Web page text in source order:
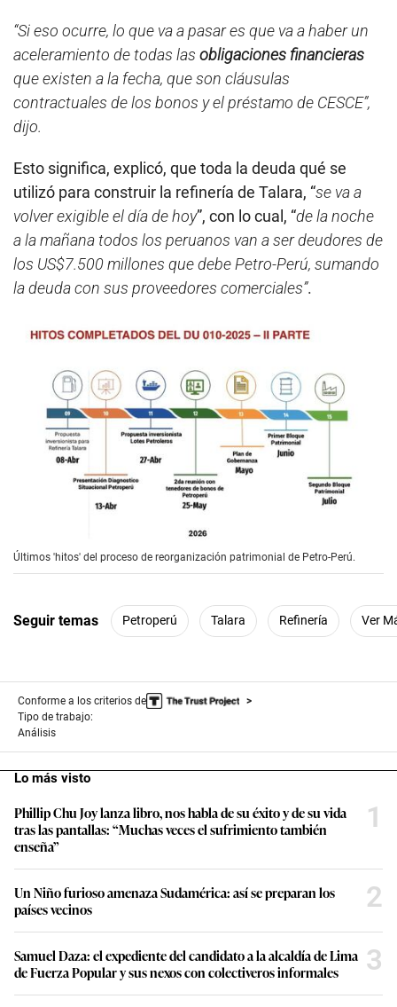
“Si eso ocurre, lo que va a pasar es que va a haber un
aceleramiento de todas las obligaciones financieras
que existen a la fecha, que son cláusulas
contractuales de los bonos y el préstamo de CESCE”,
dijo.
Esto significa, explicó, que toda la deuda qué se
utilizó para construir la refinería de Talara, “se va a
volver exigible el día de hoy”, con lo cual, “de la noche
a la mañana todos los peruanos van a ser deudores de
los US$7.500 millones que debe Petro-Perú, sumando
la deuda con sus proveedores comerciales”.
Últimos 'hitos' del proceso de reorganización patrimonial de Petro-Perú.
Seguir temas Petroperú Talara Refinería Ver
Conforme a los criterios de
Tipo de trabajo:
Análisis
Lo más visto
Phillip Chu Joy lanza libro, nos habla de su éxito y de su vida
tras las pantallas: “Muchas veces el sufrimiento también
enseña”
1
Un Niño furioso amenaza Sudamérica: así se preparan los
países vecinos
2
Samuel Daza: el expediente del candidato a la alcaldía de Lima
de Fuerza Popular y sus nexos con colectiveros informales
3